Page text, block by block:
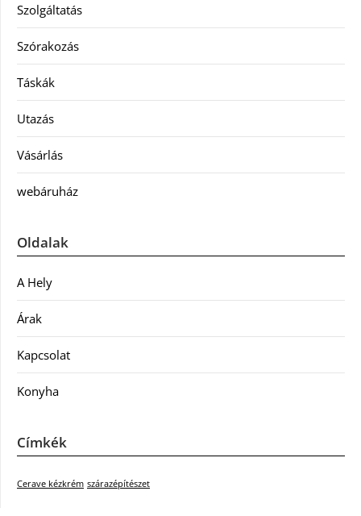
Szolgáltatás
Szórakozás
Táskák
Utazás
Vásárlás
webáruház
Oldalak
A Hely
Árak
Kapcsolat
Konyha
Címkék
Cerave kézkrém szárazépítészet